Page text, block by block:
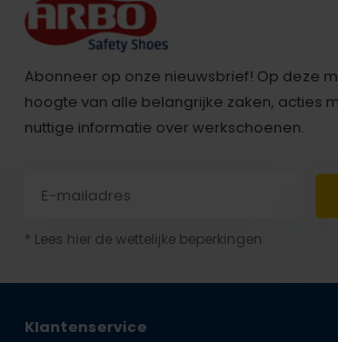
Abonneer op onze nieuwsbrief! Op deze
hoogte van alle belangrijke zaken, acties
nuttige informatie over werkschoenen.
* Lees hier de wettelijke beperkingen
Klantenservice